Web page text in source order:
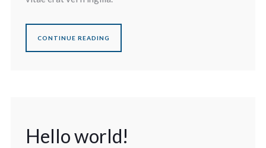
CONTINUE READING
Hello world!